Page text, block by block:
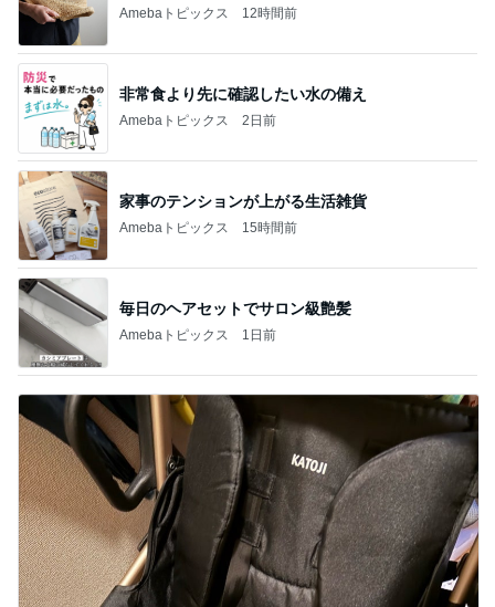
Amebaトピックス 12時間前
非常食より先に確認したい水の備え
Amebaトピックス 2日前
家事のテンションが上がる生活雑貨
Amebaトピックス 15時間前
毎日のヘアセットでサロン級艶髪
Amebaトピックス 1日前